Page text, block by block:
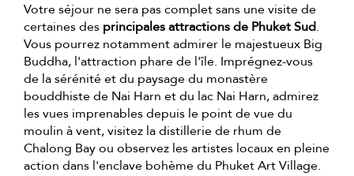
Votre séjour ne sera pas complet sans une visite de
certaines des principales attractions de Phuket Sud.
Vous pourrez notamment admirer le majestueux Big
Buddha, l'attraction phare de l'île. Imprégnez-vous
de la sérénité et du paysage du monastère
bouddhiste de Nai Harn et du lac Nai Harn, admirez
les vues imprenables depuis le point de vue du
moulin à vent, visitez la distillerie de rhum de
Chalong Bay ou observez les artistes locaux en pleine
action dans l'enclave bohème du Phuket Art Village.